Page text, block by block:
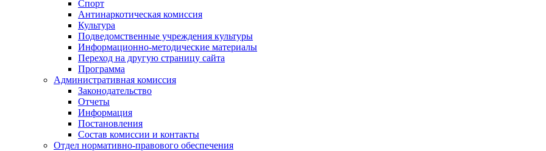
Спорт
Антинаркотическая комиссия
Культура
Подведомственные учреждения культуры
Информационно-методические материалы
Переход на другую страницу сайта
Программа
Административная комиссия
Законодательство
Отчеты
Информация
Постановления
Состав комиссии и контакты
Отдел нормативно-правового обеспечения